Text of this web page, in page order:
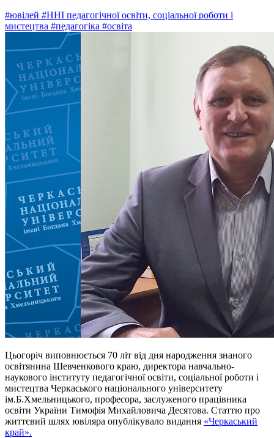
#ювілей #ННІ педагогічної освіти, соціальної роботи і
мистецтва #педагогіка #освіта
Цьогоріч виповнюється 70 літ від дня народження знаного
освітянина Шевченкового краю, директора навчально-
наукового інституту педагогічної освіти, соціальної роботи і
мистецтва Черкаського національного університету
ім.Б.Хмельницького, професора, заслуженого працівника
освіти України Тимофія Михайловича Десятова. Статтю про
життєвий шлях ювіляра опублікувало видання «Черкаський
край».